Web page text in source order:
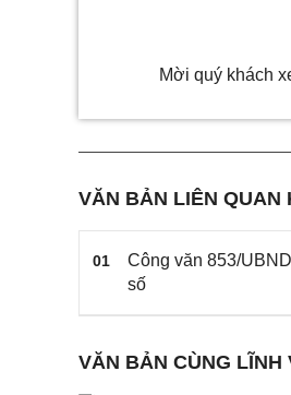
Mời quý khách
VĂN BẢN LIÊN QUAN
01
Công văn 853/
số
VĂN BẢN CÙNG LĨNH